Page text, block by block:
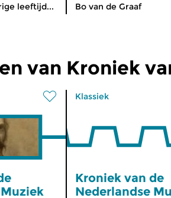
leeftijd...
Bo van de Graaf
van Kroniek
Klassiek
Kroniek van de
Nederlandse